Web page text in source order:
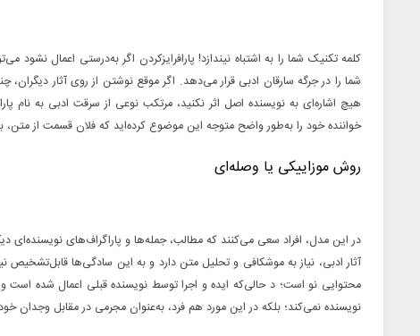
کلمه تکنیک شما را به اشتباه نیندازد! پارافرایزکردن اگر به‌درستی اعمال
شما را در جرگه سارقان ادبی قرار می‌دهد. اگر موقع نوشتن از روی آثار دیگران،
هیچ اشاره‌ای به نویسنده اصل اثر نکنید، مرتکب نوعی از سرقت ادبی به نام
خواننده خود را به‌طور واضح متوجه این موضوع کرده‌اید که فلان قسمت از متن،
روش موزاییکی یا وصله‌ای
در این مدل، افراد سعی می‌کنند که مطالب، جمله‌ها و پاراگراف‌های
آثار ادبی، نیاز به موشکافی و تحلیل متن دارد و به این سادگی‌ها قابل‌تشخیص
محتوایی نو است؛ د حالی‌که ایده و اجرا توسط نویسنده قبلی اعمال شده
نویسنده نمی‌کند؛ بلکه در این مورد هم فرد، به‌عنوان مجرمی در مقابل وجدان